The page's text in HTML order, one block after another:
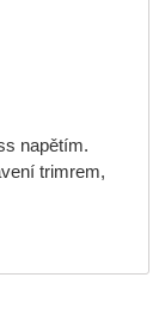
napětím.
trimrem,